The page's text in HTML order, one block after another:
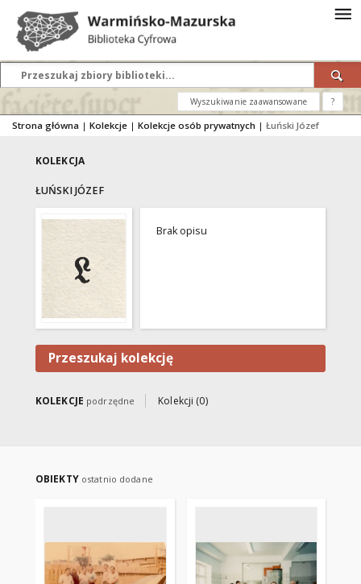
Wyszukiwanie zaawansowane ?
Strona główna | Kolekcje | Kolekcje osób prywatnych | Łuński Józef
KOLEKCJA
ŁUŃSKI JÓZEF
Brak opisu
Przeszukaj kolekcję
KOLEKCJE podrzędne Kolekcji (0)
OBIEKTY ostatnio dodane